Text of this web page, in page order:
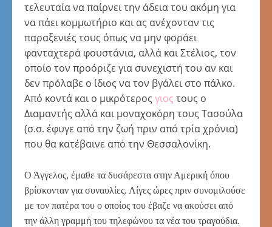
τελευταία να παίρνει την άδεια του ακόμη για
να πάει κομμωτήριο και ας ανέχονταν τις
παραξενιές τους όπως να μην φοράει
φανταχτερά φουστάνια, αλλά και Στέλιος, τον
οποίο τον προόριζε για συνεχιστή του αν και
δεν πρόλαβε ο ίδιος να τον βγάλει στο πάλκο.
Από κοντά και ο μικρότερος γιος τους ο
Διαμαντής αλλά και μοναχοκόρη τους Τασούλα
(σ.σ. έφυγε από την ζωή πριν από τρία χρόνια)
που θα κατέβαινε από την Θεσσαλονίκη.
Ο Άγγελος, έμαθε τα δυσάρεστα στην Αμερική όπου
βρίσκονταν για συναυλίες. Λίγες ώρες πριν συνομιλούσε
με τον πατέρα του ο οποίος του έβαζε να ακούσει από
την άλλη γραμμή του τηλεφώνου τα νέα του τραγούδια.